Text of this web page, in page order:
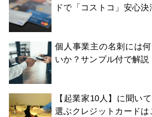
ドで「コストコ」安心決
個人事業主の名刺には
いか？サンプル付で解説
【起業家10人】に聞い
選ぶクレジットカードは